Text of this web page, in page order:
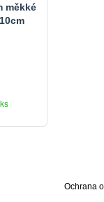
měkké
Ochrana